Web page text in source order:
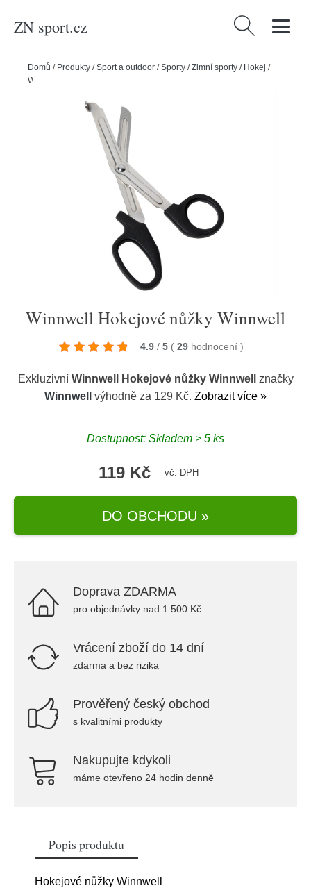
ZN sport.cz Vyhledávání
Domů / Produkty /Sport a outdoor /Sporty /Zimní sporty / Hokej /
Winnwell Hokejové nůžky Winnwell
Winnwell Hokejové nůžky Winnwell
4.9 / 5 ( 29 hodnocení )
Exkluzivní Winnwell Hokejové nůžky Winnwell
značky
Winnwell
výhodně za 129 Kč. Zobrazit více »
Dostupnost: Skladem > 5 ks
119 Kč vč. DPH
DO OBCHODU »
Doprava ZDARMA
pro objednávky nad 1.500 Kč
Vrácení zboží do 14 dní
zdarma a bez rizika
Prověřený český obchod
s kvalitními produkty
Nakupujte kdykoli
máme otevřeno 24 hodin denně
Popis produktu
Hokejové nůžky Winnwell